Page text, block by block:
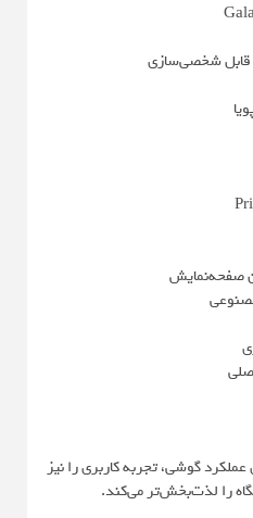
صفحه‌نمایش
گوشی، تجربه کاربری را نیز
را لذت‌بخش‌تر می‌کند.